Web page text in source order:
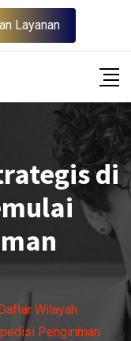
Layanan
di
Wilayah
Pengiriman